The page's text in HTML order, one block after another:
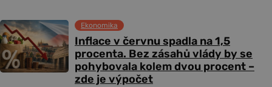
Inflace v červnu spadla na 1,5
procenta. Bez zásahů vlády by se
pohybovala kolem dvou procent –
zde je výpočet
Ekonomika